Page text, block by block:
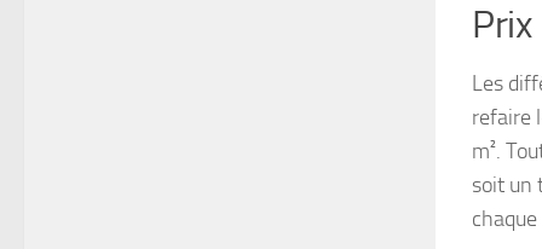
Les
refaire
m².
soit un